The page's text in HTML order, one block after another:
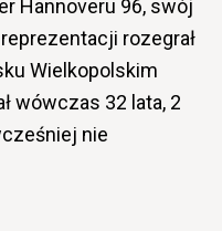
Hannoveru 96, swój
rozegrał
Wielkopolskim
wówczas 32 lata, 2
nie